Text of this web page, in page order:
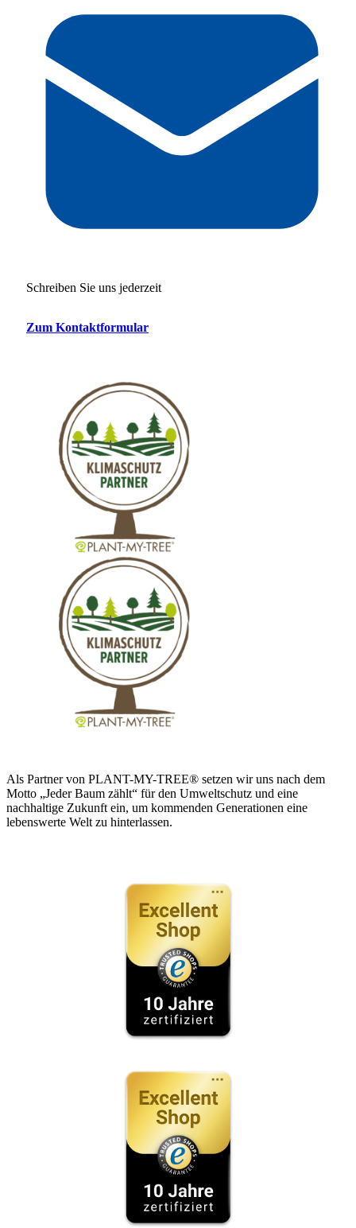
Schreiben Sie uns jederzeit
Zum Kontaktformular
Als Partner von PLANT-MY-TREE® setzen wir uns nach dem
Motto „Jeder Baum zählt“ für den Umweltschutz und eine
nachhaltige Zukunft ein, um kommenden Generationen eine
lebenswerte Welt zu hinterlassen.